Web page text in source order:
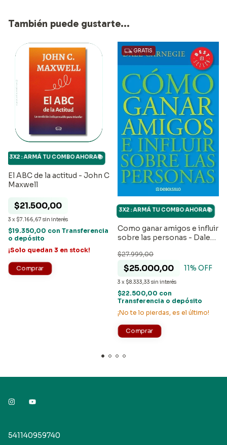
También puede gustarte...
El ABC de la actitud - John C
Maxwell
$21.500,00
3 x $7.166,67 sin interés
3X2 : ARMÁ TU COMBO AHORA📚
$19.350,00 con Transferencia
o depósito
¡Solo quedan 3 en stock!
GRATIS
Como ganar amigos e influir
sobre las personas - Dale
$25.000,00
$27.999,00
11% OFF
3 x $8.333,33 sin interés
3X2 : ARMÁ TU COMBO AHORA📚
$22.500,00 con
Transferencia o depósito
¡No te lo pierdas, es el último!
541140959740